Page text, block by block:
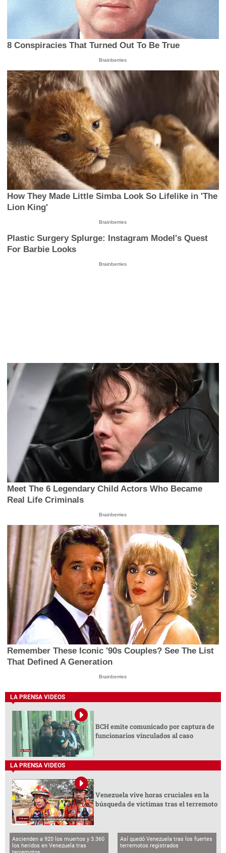
8 Conspiracies That Turned Out To Be True
Brainberries
How They Made Little Simba Look So Lifelike in 'The
Lion King'
Brainberries
Plastic Surgery Splurge: Instagram Model's Quest
For Barbie Looks
Brainberries
Meet The 6 Legendary Child Actors Who Became
Real Life Criminals
Brainberries
Remember These Iconic '90s Couples? See The List
That Defined A Generation
Brainberries
LA PRENSA VIDEOS
BCH emite comunicado por captura de
funcionarios vinculados al caso
LA PRENSA VIDEOS
Venezuela vive horas cruciales en la
búsqueda de víctimas tras el terremoto
Ascienden a 920 los muertos y 3.360
los heridos en Venezuela tras
Así quedó Venezuela tras los fuertes
terremotos registrados